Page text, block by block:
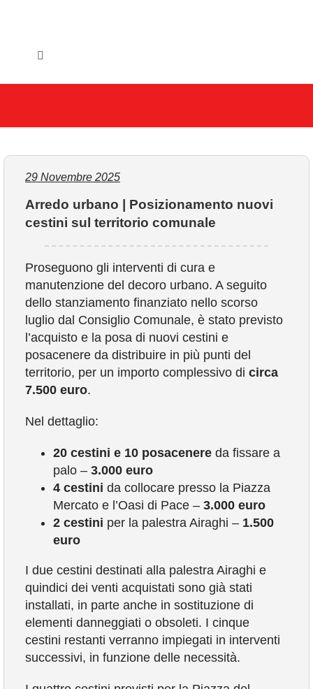
Toggle
IL COMUNE
SERVIZI E UTILITA’
AREE TEMATICHE
VIVERE VANZAGO
COMUNICAZIONE
29 Novembre 2025
Arredo urbano | Posizionamento nuovi
cestini sul territorio comunale
Proseguono gli interventi di cura e
manutenzione del decoro urbano. A seguito
dello stanziamento finanziato nello scorso
luglio dal Consiglio Comunale, è stato previsto
l’acquisto e la posa di nuovi cestini e
posacenere da distribuire in più punti del
territorio, per un importo complessivo di circa
7.500 euro.
Nel dettaglio:
20 cestini e 10 posacenereda fissare a
palo – 3.000 euro
4 cestini da collocare presso la Piazza
Mercato e l’Oasi di Pace – 3.000 euro
2 cestini per la palestra Airaghi – 1.500
euro
I due cestini destinati alla palestra Airaghi e
quindici dei venti acquistati sono già stati
installati, in parte anche in sostituzione di
elementi danneggiati o obsoleti. I cinque
cestini restanti verranno impiegati in interventi
successivi, in funzione delle necessità.